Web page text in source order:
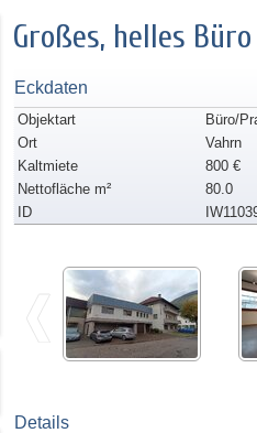
Großes, helles
Eckdaten
Objektart
Büro/
Ort
Vahrn
Kaltmiete
800 €
Nettofläche m²
80.0
ID
Details